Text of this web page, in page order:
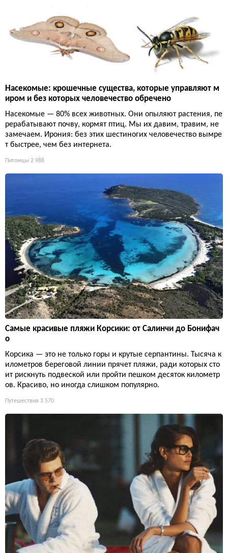
Насекомые: крошечные существа, которые управляют м
иром и без которых человечество обречено
Насекомые — 80% всех животных. Они опыляют растения, пе
рерабатывают почву, кормят птиц. Мы их давим, травим, не
замечаем. Ирония: без этих шестиногих человечество вымре
т быстрее, чем без интернета.
Питомцы 2 988
Самые красивые пляжи Корсики: от Салинчи до Бонифач
о
Корсика — это не только горы и крутые серпантины. Тысяча к
илометров береговой линии прячет пляжи, ради которых сто
ит рискнуть подвеской или пройти пешком десяток километр
ов. Красиво, но иногда слишком популярно.
Путешествия 3 570